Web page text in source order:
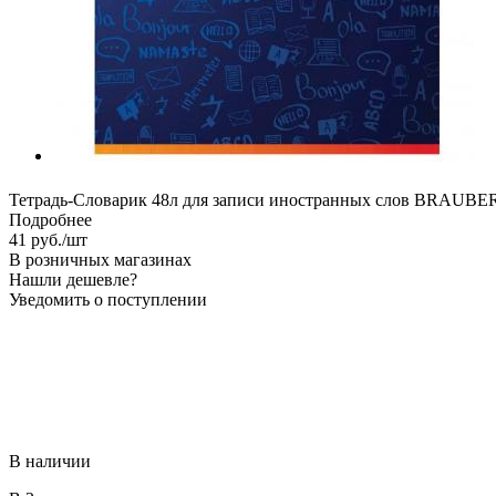
Тетрадь-Словарик 48л для записи иностранных слов
Подробнее
41 руб./шт
В розничных магазинах
Нашли дешевле?
Уведомить о поступлении
В наличии